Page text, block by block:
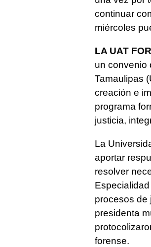
continuar
miércoles
LA UAT
un convenio
Tamaulipas
creación e
programa
justicia,
La
aportar
resolver
procesos de
presidenta
forense.